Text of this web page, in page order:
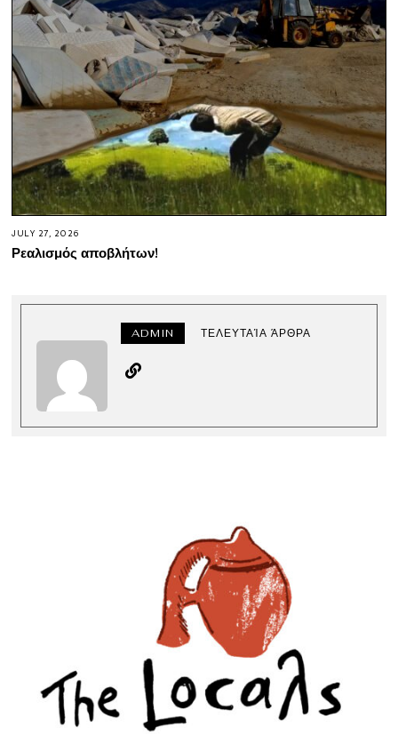
JULY 27, 2026
Ρεαλισμός αποβλήτων!
ADMIN ΤΕΛΕΥΤΑΊΑ ΆΡΘΡΑ